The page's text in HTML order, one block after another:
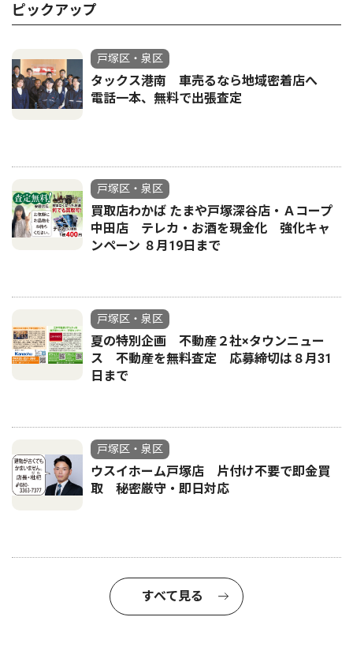
ピックアップ
戸塚区・泉区
タックス港南 車売るなら地域密着店へ
電話一本、無料で出張査定
戸塚区・泉区
買取店わかば たまや戸塚深谷店・Ａコープ
中田店 テレカ・お酒を現金化 強化キャ
ンペーン ８月19日まで
戸塚区・泉区
夏の特別企画 不動産２社×タウンニュー
ス 不動産を無料査定 応募締切は８月31
日まで
戸塚区・泉区
ウスイホーム戸塚店 片付け不要で即金買
取 秘密厳守・即日対応
すべて見る